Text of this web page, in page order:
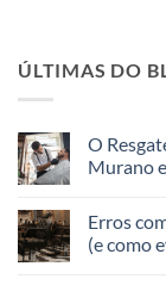
ÚLTIMAS DO
O
Murano
Erros
(e como